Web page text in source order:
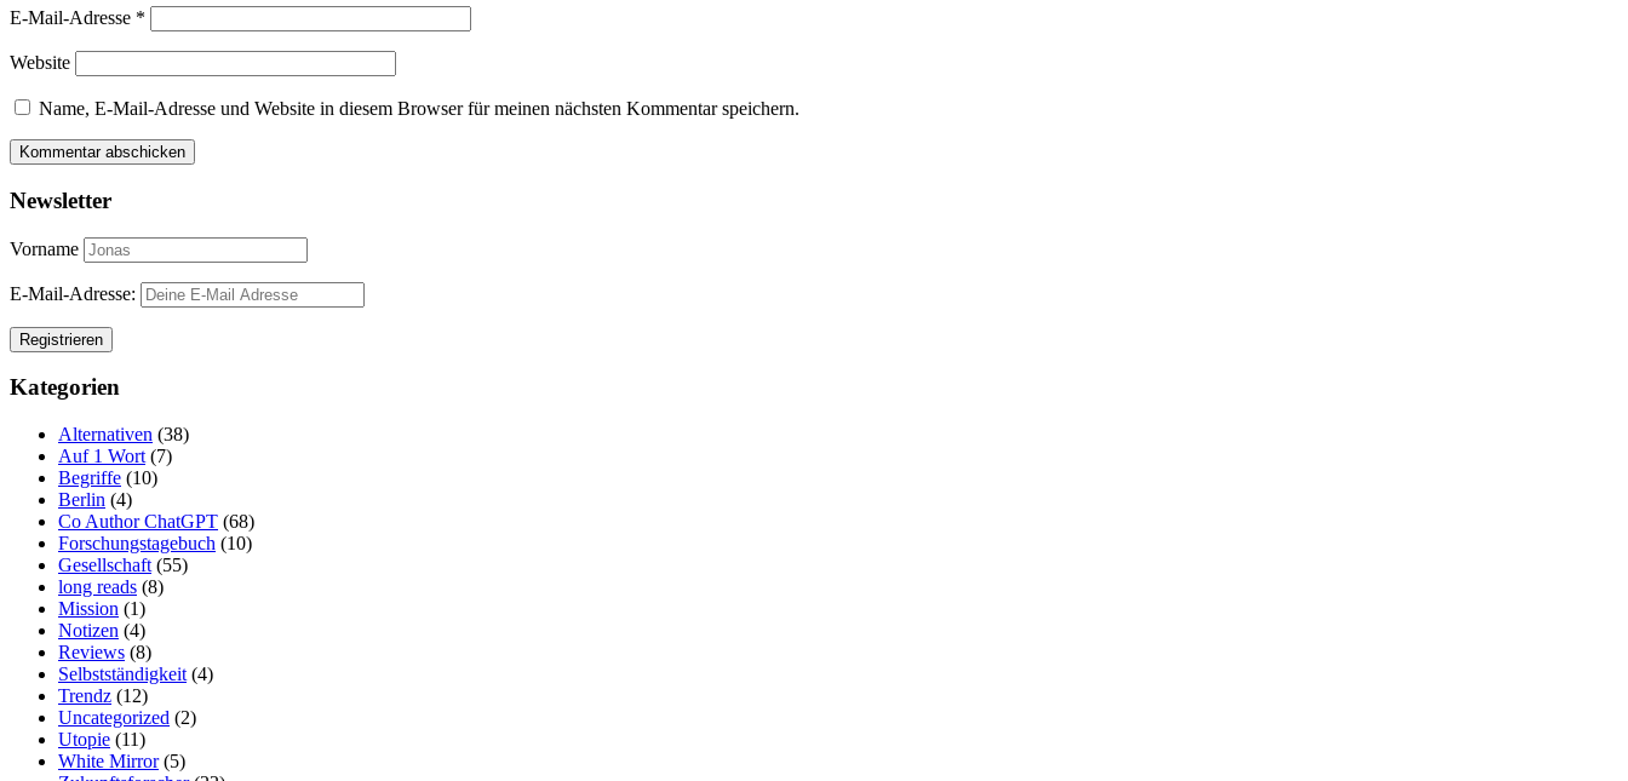
E-Mail-Adresse *
Website
Name, E-Mail-Adresse und Website in diesem Browser für meinen nächsten Kommentar speichern.
Newsletter
Vorname
E-Mail-Adresse:
Kategorien
Alternativen (38)
Auf 1 Wort (7)
Begriffe (10)
Berlin (4)
Co Author ChatGPT (68)
Forschungstagebuch (10)
Gesellschaft (55)
long reads (8)
Mission (1)
Notizen (4)
Reviews (8)
Selbstständigkeit (4)
Trendz (12)
Uncategorized (2)
Utopie (11)
White Mirror(5)